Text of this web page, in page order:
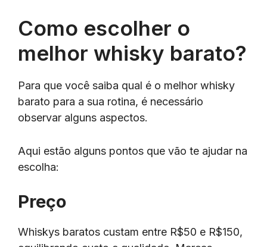
Como escolher o
melhor whisky barato?
Para que você saiba qual é o melhor whisky
barato para a sua rotina, é necessário
observar alguns aspectos.
Aqui estão alguns pontos que vão te ajudar na
escolha:
Preço
Whiskys baratos custam entre R$50 e R$150,